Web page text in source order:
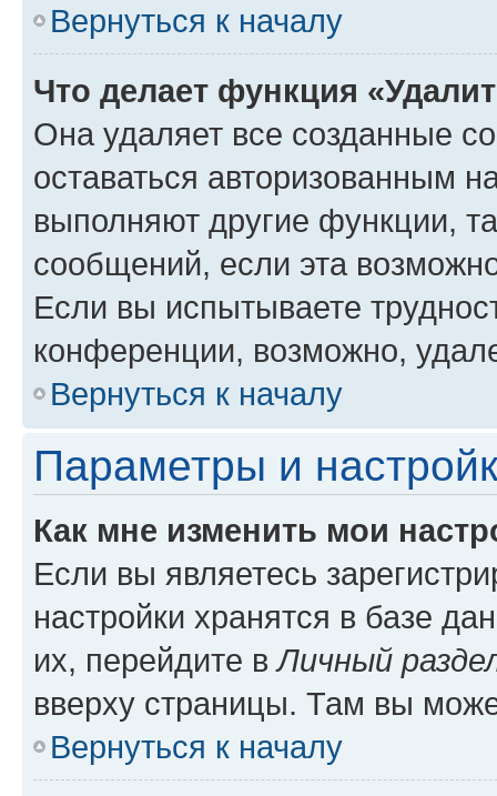
Вернуться к началу
Что делает функция
Она удаляет все созданные
оставаться авторизованным
выполняют другие функции,
сообщений, если эта
Если вы испытываете
конференции, возможно,
Вернуться к началу
Параметры и
Как мне изменить мои
Если вы являетесь
настройки хранятся в базе
их, перейдите вЛичный
вверху страницы. Там вы
Вернуться к началу